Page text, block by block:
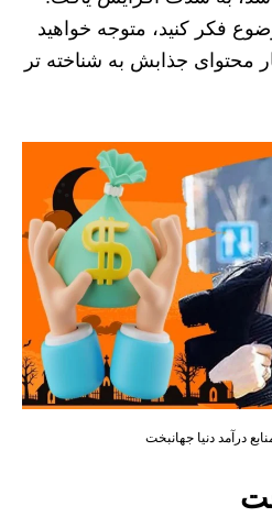
فکر کنید، متوجه خواهید
محتوای جذابش به شناخته تر
درآمد دنیا جهانبخت